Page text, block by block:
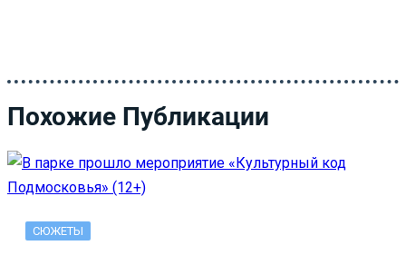
Похожие Публикации
СЮЖЕТЫ